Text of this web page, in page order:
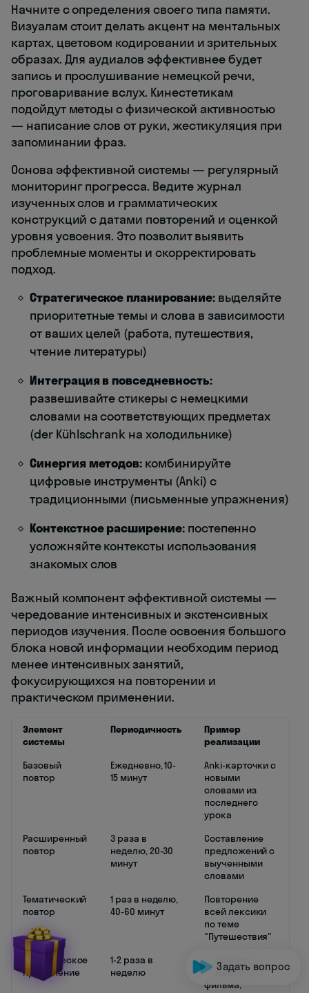
Начните с определения своего типа памяти.
Визуалам стоит делать акцент на ментальных
картах, цветовом кодировании и зрительных
образах. Для аудиалов эффективнее будет
запись и прослушивание немецкой речи,
проговаривание вслух. Кинестетикам
подойдут методы с физической активностью
— написание слов от руки, жестикуляция при
запоминании фраз.
Основа эффективной системы — регулярный
мониторинг прогресса. Ведите журнал
изученных слов и грамматических
конструкций с датами повторений и оценкой
уровня усвоения. Это позволит выявить
проблемные моменты и скорректировать
подход.
Стратегическое планирование:выделяйте
приоритетные темы и слова в зависимости
от ваших целей (работа, путешествия,
чтение литературы)
Интеграция в повседневность:
развешивайте стикеры с немецкими
словами на соответствующих предметах
(der Kühlschrank на холодильнике)
Синергия методов: комбинируйте
цифровые инструменты (Anki) с
традиционными (письменные упражнения)
Контекстное расширение:постепенно
усложняйте контексты использования
знакомых слов
Важный компонент эффективной системы —
чередование интенсивных и экстенсивных
периодов изучения. После освоения большого
блока новой информации необходим период
менее интенсивных занятий,
фокусирующихся на повторении и
практическом применении.
Элемент
системы
Периодичность
Пример
реализации
Базовый
повтор
Ежедневно, 10-
15 минут
Anki-карточки с
новыми
словами из
последнего
урока
Расширенный
повтор
3 раза в
неделю, 20-30
минут
Составление
предложений с
выученными
словами
Тематический
повтор
1 раз в неделю,
40-60 минут
Повторение
всей лексики
по теме
"Путешествия"
Практическое
применение
1-2 раза в
неделю
Просмотр
немецкого
фильма,
Задать вопрос